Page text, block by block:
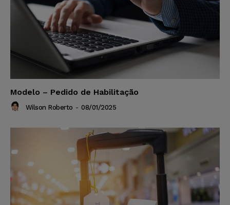
Modelo – Pedido de Habilitação
Wilson Roberto - 08/01/2025